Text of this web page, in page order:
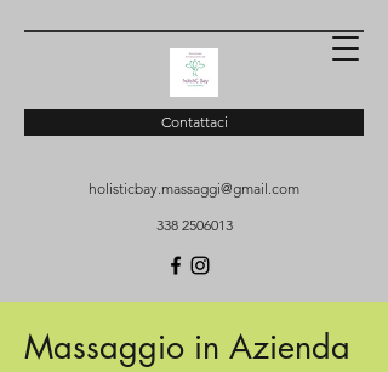
Contattaci
holisticbay.massaggi@gmail.com
338 2506013
Massaggio in Azienda